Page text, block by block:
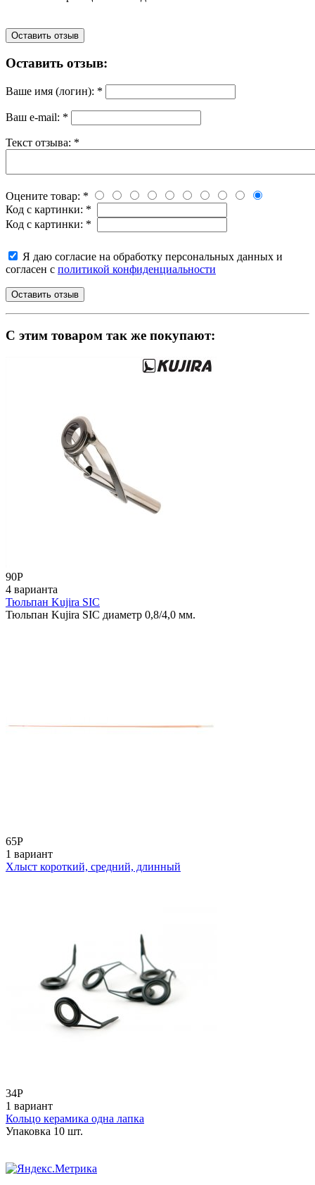
Оставить отзыв
Оставить отзыв:
Ваше имя (логин): *
Ваш e-mail: *
Текст отзыва: *
Оцените товар: *
Код с картинки: *
Код с картинки: *
Я даю согласие на обработку персональных данных и
согласен с политикой конфиденциальности
C этим товаром так же покупают:
90Р
4 варианта
Тюльпан Kujira SIC
Тюльпан Kujira SIC диаметр 0,8/4,0 мм.
65Р
1 вариант
Хлыст короткий, средний, длинный
34Р
1 вариант
Кольцо керамика одна лапка
Упаковка 10 шт.